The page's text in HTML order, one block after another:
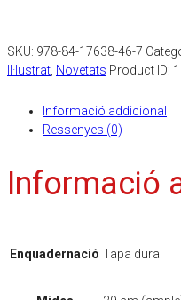
SKU: 978-84-17638-46-7
Il·lustrat Novetats Product ID:
Informació addicional
Ressenyes (0)
Informació
Enquadernació Tapa dura